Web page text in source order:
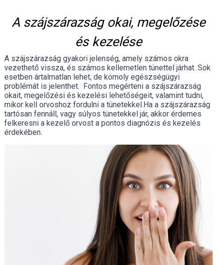
A szájszárazság okai, megelőzése
és kezelése
A szájszárazság gyakori jelenség, amely számos okra
vezethető vissza, és számos kellemetlen tünettel járhat. Sok
esetben ártalmatlan lehet, de komoly egészségügyi
problémát is jelenthet. Fontos megérteni a szájszárazság
okait, megelőzési és kezelési lehetőségeit, valamint tudni,
mikor kell orvoshoz fordulni a tünetekkel.Ha a szájszárazság
tartósan fennáll, vagy súlyos tünetekkel jár, akkor érdemes
felkeresni a kezelő orvost a pontos diagnózis és kezelés
érdekében.